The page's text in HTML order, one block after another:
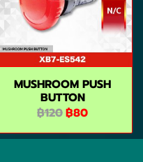
MUSHROOM PUSH
BUTTON
฿120฿80